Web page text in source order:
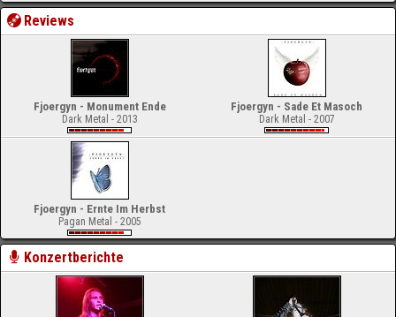
Reviews
Fjoergyn - Monument Ende
Dark Metal - 2013
Fjoergyn - Sade Et Masoch
Dark Metal - 2007
Fjoergyn - Ernte Im Herbst
Pagan Metal - 2005
Konzertberichte